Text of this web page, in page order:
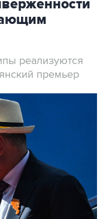
реализуются
премьер